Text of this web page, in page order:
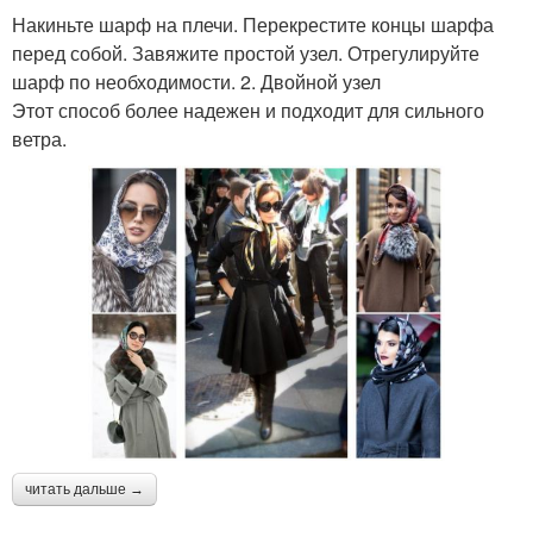
Накиньте шарф на плечи. Перекрестите концы шарфа
перед собой. Завяжите простой узел. Отрегулируйте
шарф по необходимости. 2. Двойной узел
Этот способ более надежен и подходит для сильного
ветра.
читать дальше →